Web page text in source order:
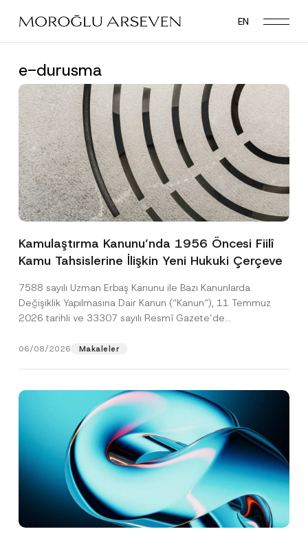
main
EN
e-durusma
Kamulaştırma Kanunu’nda 1956 Öncesi Fiilî
Kamu Tahsislerine İlişkin Yeni Hukuki Çerçeve
7588 sayılı Uzman Erbaş Kanunu ile Bazı Kanunlarda
Değişiklik Yapılmasına Dair Kanun (“Kanun“), 11 Temmuz
2026 tarihli ve 33307 sayılı Resmî Gazete’de
06/08/2026 Makaleler